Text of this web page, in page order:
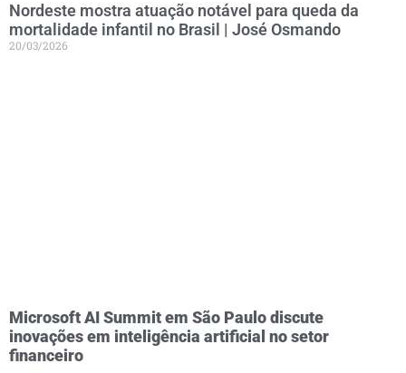
Nordeste mostra atuação notável para queda da
mortalidade infantil no Brasil | José Osmando
20/03/2026
Microsoft AI Summit em São Paulo discute
inovações em inteligência artificial no setor
financeiro